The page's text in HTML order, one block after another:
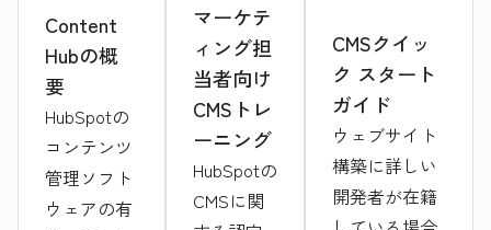
Content
Hubの概
要
HubSpotの
コンテンツ
管理ソフト
ウェアの有
マーケテ
ィング担
当者向け
CMSトレ
ーニング
HubSpotの
CMSに関
CMSクイッ
ク スタート
ガイド
ウェブサイト
構築に詳しい
開発者が在籍